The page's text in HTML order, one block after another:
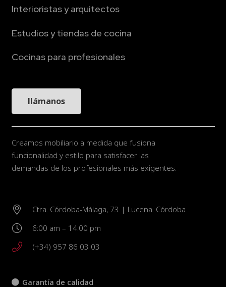
Interioristas y arquitectos
Estudios y tiendas de cocina
Cocinas para profesionales
llámanos
Creamos mobiliario a medida que fusiona
funcionalidad y estilo para satisfacer las
demandas de los profesionales más exigentes.
Ctra. Córdoba-Málaga, 73 | Lucena. Córdoba
6:00 am – 14:00 pm
(+34) 957 86 03 03
Garantía de calidad